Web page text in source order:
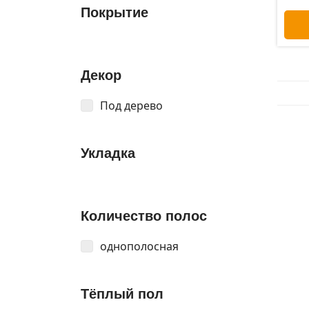
Покрытие
Декор
Под дерево
Укладка
Количество полос
однополосная
Тёплый пол